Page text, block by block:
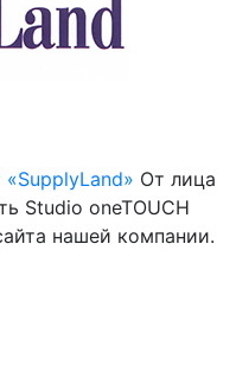
От лица
Studio oneTOUCH
нашей компании.